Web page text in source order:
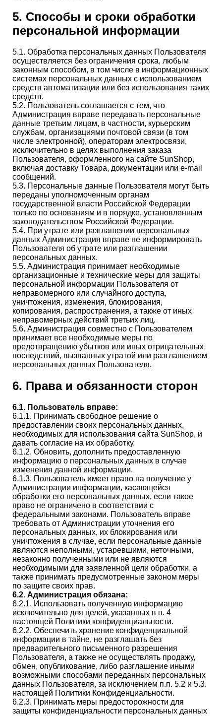
5. Способы и сроки обработки
персональной информации
5.1. Обработка персональных данных Пользователя
осуществляется без ограничения срока, любым
законным способом, в том числе в информационных
системах персональных данных с использованием
средств автоматизации или без использования таких
средств.
5.2. Пользователь соглашается с тем, что
Администрация вправе передавать персональные
данные третьим лицам, в частности, курьерским
службам, организациями почтовой связи (в том
числе электронной), операторам электросвязи,
исключительно в целях выполнения заказа
Пользователя, оформленного на сайте SunShop,
включая доставку Товара, документации или e-mail
сообщений.
5.3. Персональные данные Пользователя могут быть
переданы уполномоченным органам
государственной власти Российской Федерации
только по основаниям и в порядке, установленным
законодательством Российской Федерации.
5.4. При утрате или разглашении персональных
данных Администрация вправе не информировать
Пользователя об утрате или разглашении
персональных данных.
5.5. Администрация принимает необходимые
организационные и технические меры для защиты
персональной информации Пользователя от
неправомерного или случайного доступа,
уничтожения, изменения, блокирования,
копирования, распространения, а также от иных
неправомерных действий третьих лиц.
5.6. Администрация совместно с Пользователем
принимает все необходимые меры по
предотвращению убытков или иных отрицательных
последствий, вызванных утратой или разглашением
персональных данных Пользователя.
6. Права и обязанности сторон
6.1. Пользователь вправе:
6.1.1. Принимать свободное решение о
предоставлении своих персональных данных,
необходимых для использования сайта SunShop, и
давать согласие на их обработку.
6.1.2. Обновить, дополнить предоставленную
информацию о персональных данных в случае
изменения данной информации.
6.1.3. Пользователь имеет право на получение у
Администрации информации, касающейся
обработки его персональных данных, если такое
право не ограничено в соответствии с
федеральными законами. Пользователь вправе
требовать от Администрации уточнения его
персональных данных, их блокирования или
уничтожения в случае, если персональные данные
являются неполными, устаревшими, неточными,
незаконно полученными или не являются
необходимыми для заявленной цели обработки, а
также принимать предусмотренные законом меры
по защите своих прав.
6.2. Администрация обязана:
6.2.1. Использовать полученную информацию
исключительно для целей, указанных в п. 4
настоящей Политики конфиденциальности.
6.2.2. Обеспечить хранение конфиденциальной
информации в тайне, не разглашать без
предварительного письменного разрешения
Пользователя, а также не осуществлять продажу,
обмен, опубликование, либо разглашение иными
возможными способами переданных персональных
данных Пользователя, за исключением п.п. 5.2 и 5.3.
настоящей Политики Конфиденциальности.
6.2.3. Принимать меры предосторожности для
защиты конфиденциальности персональных данных